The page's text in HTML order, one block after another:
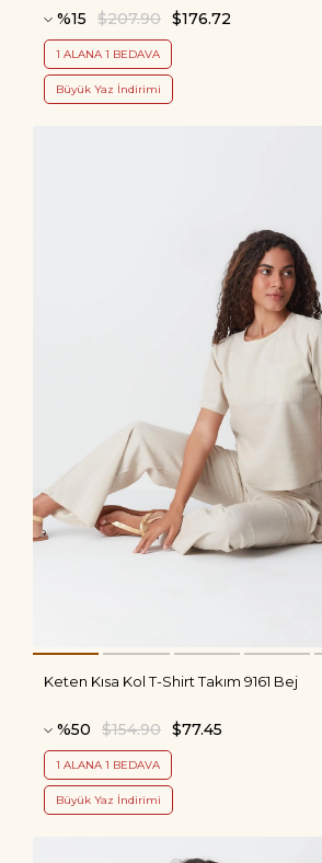
%15 $176.72
$207.90
1 ALANA 1 BEDAVA
Büyük Yaz İndirimi
Keten Kısa Kol T-Shirt Takım 9161 Bej
%50 $77.45
$154.90
1 ALANA 1 BEDAVA
Büyük Yaz İndirimi